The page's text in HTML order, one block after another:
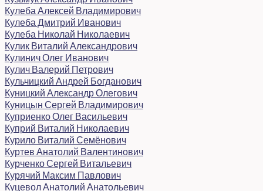
Кулеба Алексей Владимирович
Кулеба Дмитрий Иванович
Кулеба Николай Николаевич
Кулик Виталий Александрович
Кулинич Олег Иванович
Кулич Валерий Петрович
Кульчицкий Андрей Богданович
Куницкий Александр Олегович
Куницын Сергей Владимирович
Куприенко Олег Васильевич
Куприй Виталий Николаевич
Курило Виталий Семёнович
Куртев Анатолий Валентинович
Курченко Сергей Витальевич
Курячий Максим Павлович
Куцевол Анатолий Анатольевич